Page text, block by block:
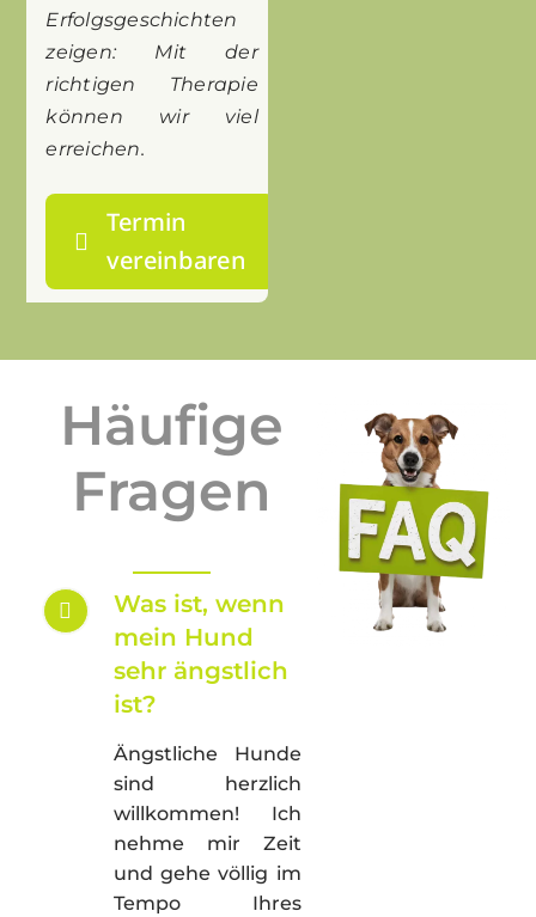
Erfolgsgeschichten
zeigen: Mit der
richtigen Therapie
können wir viel
erreichen.
Termin
vereinbaren
Häufige
Fragen
Was ist, wenn
mein Hund
sehr ängstlich
ist?
Ängstliche Hunde
sind herzlich
willkommen! Ich
nehme mir Zeit
und gehe völlig im
Tempo Ihres